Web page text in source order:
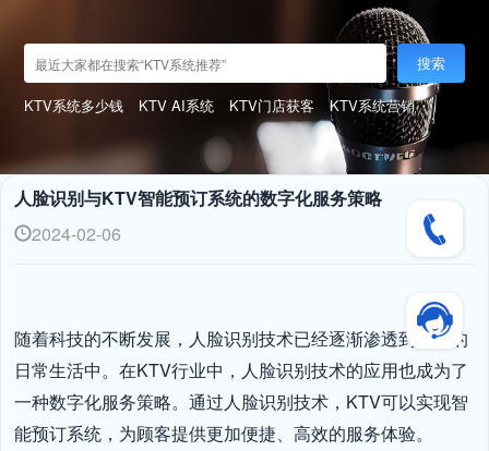
搜索
KTV系统多少钱 KTV AI系统 KTV门店获客 KTV系统营销
人脸识别与KTV智能预订系统的数字化服务策略
2024-02-06
随着科技的不断发展，人脸识别技术已经逐渐渗透到我们的
日常生活中。在KTV行业中，人脸识别技术的应用也成为了
一种数字化服务策略。通过人脸识别技术，KTV可以实现智
能预订系统，为顾客提供更加便捷、高效的服务体验。